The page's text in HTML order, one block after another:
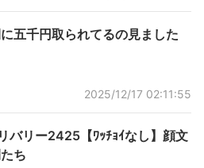
五千円取られてるの見ました
2025/12/17 02:11:55
バリー2425【ﾜｯﾁｮｲなし】顔文
ち